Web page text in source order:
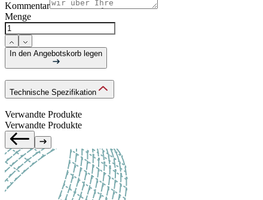
Kommentar
Menge
In den Angebotskorb legen
Technische Spezifikation
Verwandte Produkte
Verwandte Produkte